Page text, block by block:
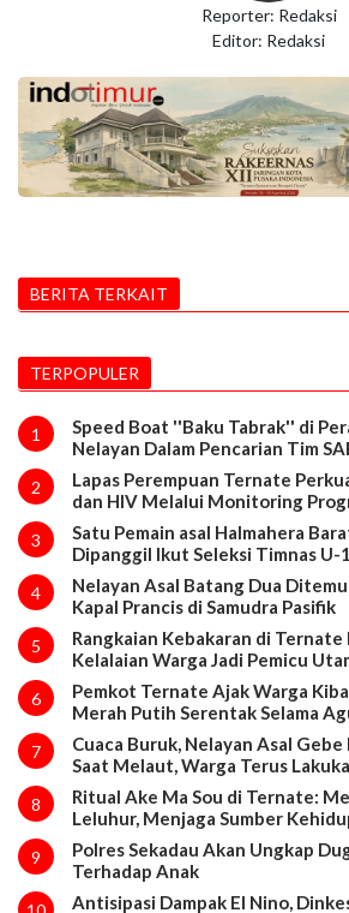
Reporter: Redaksi
Editor: Redaksi
BERITA TERKAIT
TERPOPULER
1
Speed Boat ''Baku Tabrak'' di
Nelayan Dalam Pencarian Tim
2
Lapas Perempuan Ternate
dan HIV Melalui Monitoring
3
Satu Pemain asal Halmahera
Dipanggil Ikut Seleksi Timnas U-
4
Nelayan Asal Batang Dua
Kapal Prancis di Samudra Pasifik
5
Rangkaian Kebakaran di Ternate
Kelalaian Warga Jadi Pemicu
6
Pemkot Ternate Ajak Warga
Merah Putih Serentak Selama
7
Cuaca Buruk, Nelayan Asal
Saat Melaut, Warga Terus
8
Ritual Ake Ma Sou di Ternate:
Leluhur, Menjaga Sumber
9
Polres Sekadau Akan Ungkap
Terhadap Anak
Antisipasi Dampak El Nino,